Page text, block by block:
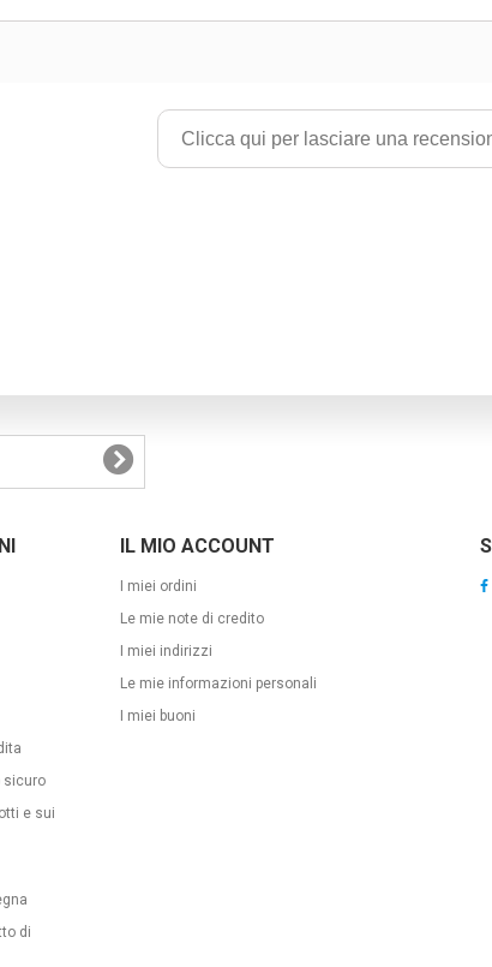
Clicca qui per lasciare una
sicuro
e sui
di
IL MIO ACCOUNT
I miei ordini
Le mie note di credito
I miei indirizzi
Le mie informazioni personali
I miei buoni